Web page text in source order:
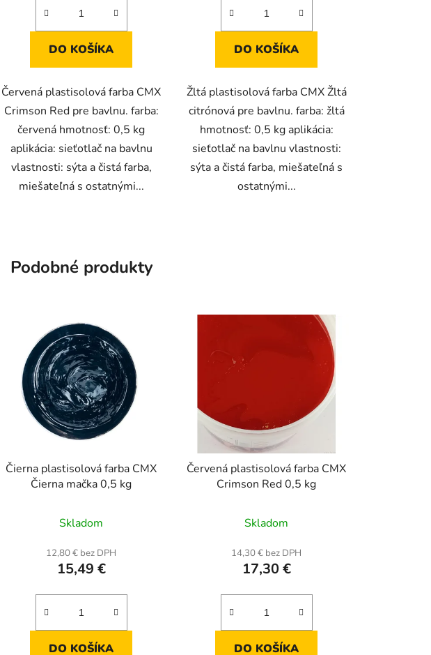
DO KOŠÍKA
Červená plastisolová farba CMX
Crimson Red pre bavlnu. farba:
červená hmotnosť: 0,5 kg
aplikácia: sieťotlač na bavlnu
vlastnosti: sýta a čistá farba,
miešateľná s ostatnými...
DO KOŠÍKA
Žltá plastisolová farba CMX Žltá
citrónová pre bavlnu. farba: žltá
hmotnosť: 0,5 kg aplikácia:
sieťotlač na bavlnu vlastnosti:
sýta a čistá farba, miešateľná s
ostatnými...
Podobné produkty
Čierna plastisolová farba CMX
Čierna mačka 0,5 kg
hodnotenie
produktu
je
z
hviezdičiek.
Skladom
12,80 € bez DPH
15,49 €
DO KOŠÍKA
Červená plastisolová farba CMX
Crimson Red 0,5 kg
Skladom
14,30 € bez DPH
17,30 €
DO KOŠÍKA